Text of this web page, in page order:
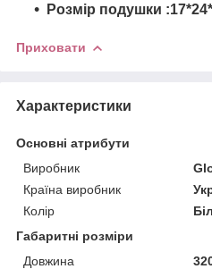
Розмір подушки
Приховати
Характеристики
Основні атрибути
Виробник
Країна виробник
Колір
Габаритні розміри
Довжина